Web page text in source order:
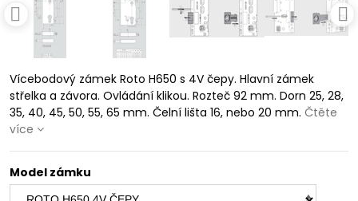
Vícebodový zámek Roto H650 s 4V čepy. Hlavní zámek
střelka a závora. Ovládání klikou. Rozteč 92 mm. Dorn 25, 28,
35, 40, 45, 50, 55, 65 mm. Čelní lišta 16, nebo 20 mm. Čtěte
více
Model zámku